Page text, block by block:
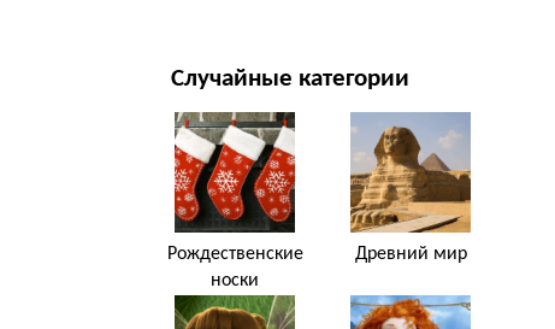
Случайные категории
Рождественские
носки
Древний мир